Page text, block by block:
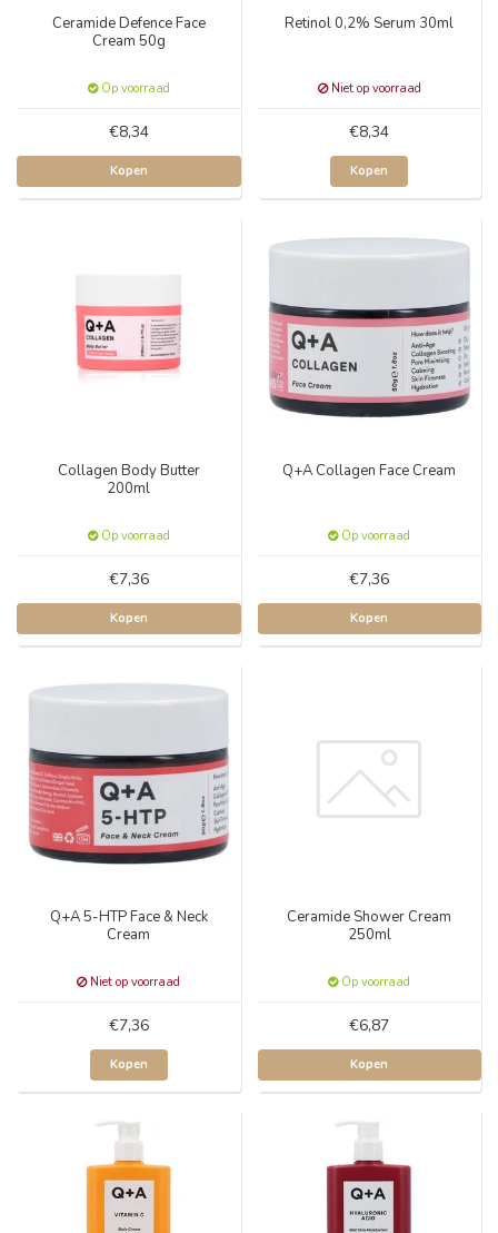
Ceramide Defence Face
Cream 50g
Op voorraad
€8,34
Kopen
Retinol 0,2% Serum 30ml
Niet op voorraad
€8,34
Kopen
Collagen Body Butter
200ml
Op voorraad
€7,36
Kopen
Q+A Collagen Face Cream
Op voorraad
€7,36
Kopen
Q+A 5-HTP Face & Neck
Cream
Niet op voorraad
€7,36
Kopen
Ceramide Shower Cream
250ml
Op voorraad
€6,87
Kopen